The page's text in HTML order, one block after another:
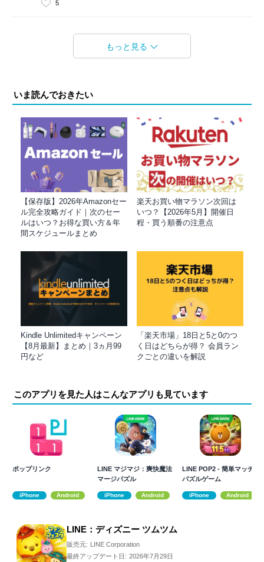
5
もっと見る
いま読んでおきたい
【保存版】2026年Amazonセー
ル完全攻略ガイド｜次のセー
ルはいつ？お得な買い方＆年
間スケジュールまとめ
楽天お買い物マラソン次回は
いつ？【2026年5月】開催日
程・買う順番の注意点
Kindle Unlimitedキャンペーン
【8月最新】まとめ｜3ヵ月99
円など
「楽天市場」18日と5と0のつ
く日はどちらが得？ 会員ラン
クごとの違いを解説
このアプリを見た人はこんなアプリも見ています
ポップリンク
iPhone Android
LINE マジマジ：爽快魔法
マージパズル
iPhone Android
LINE POP2 - 簡単マッチ3
パズルゲーム
iPhone Android
LINE：ディズニー ツムツム
販売元: LINE Corporation
最終アップデート日: 2026年7月29日